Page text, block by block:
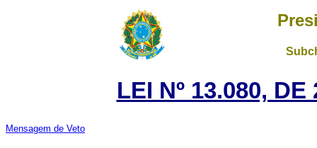
LEI Nº 13.080,
Mensagem de Veto